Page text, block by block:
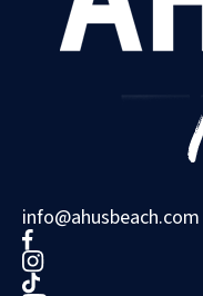
info@ahusbeach.com